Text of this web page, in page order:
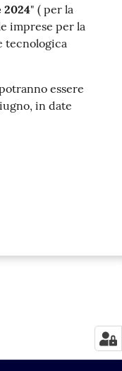
2024" ( per la
imprese per la
tecnologica
essere
in date